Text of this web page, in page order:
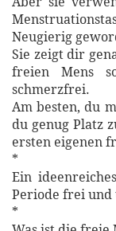
Neugierig
Sie zeigt dir
freien Mens
schmerzfrei.
Am besten, du
du genug Platz
ersten eigenen
*
Ein
Periode frei und
*